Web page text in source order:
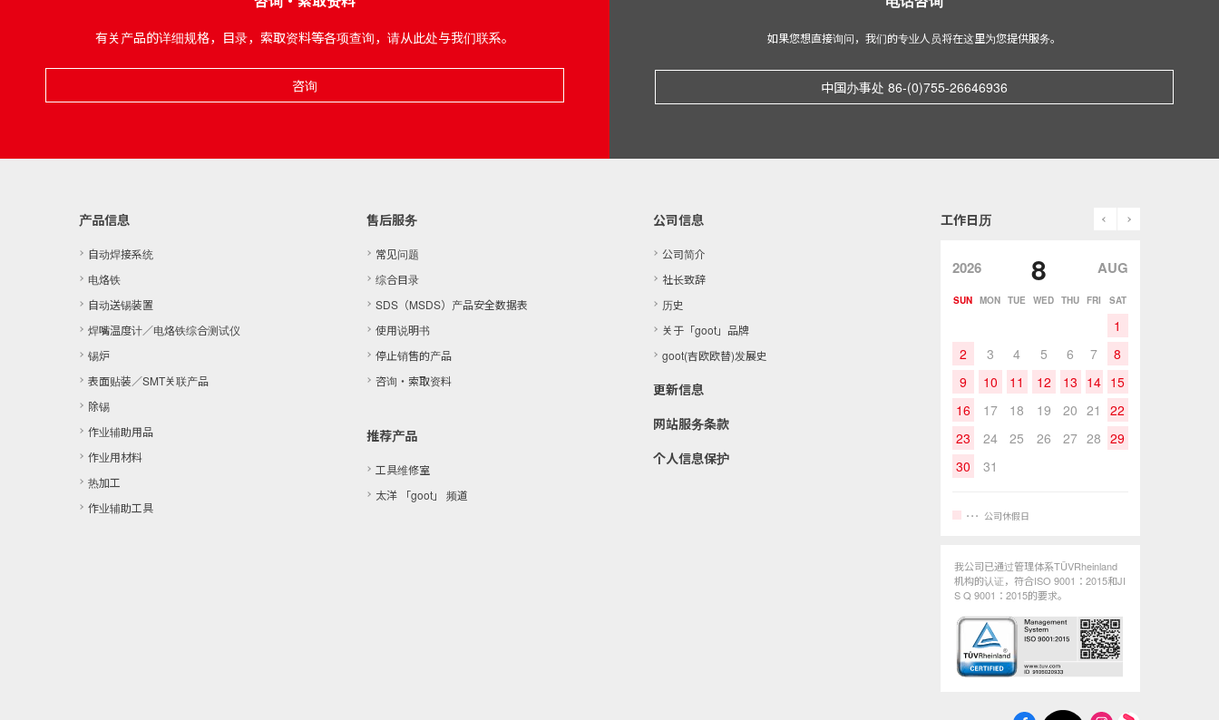
有关产品的详细规格，目录，索取资料等各项查询，请从此处与我们联系。
咨询
如果您想直接询问，我们的专业人员将在这里为您提供服务。
中国办事处 86-(0)755-26646936
产品信息
自动焊接系统
电烙铁
自动送锡装置
焊嘴温度计／电烙铁综合测试仪
锡炉
表面贴装／SMT关联产品
除锡
作业辅助用品
作业用材料
热加工
作业辅助工具
售后服务
常见问题
综合目录
SDS（​​MSDS）产品安全数据表
使用说明书
停止销售的产品
咨询・索取资料
推荐产品
工具维修室
太洋 「goot」 频道
公司信息
公司简介
社长致辞
历史
关于「goot」品牌
goot(吉欧欧替)发展史
更新信息
网站服务条款
个人信息保护
工作日历 prev
2026 8 AUG
SUN MON TUE WED THU FRI SAT
1
2
3 4 5 6 7
8
9
10 11 12 13 14 15
16
17 18 19 20 21
22
23
24 25 26 27 28 29
30
31
公司休假日
我公司已通过管理体系TÜVRheinland
机构的认证，符合ISO 9001：2015和JI
S Q 9001：2015的要求。